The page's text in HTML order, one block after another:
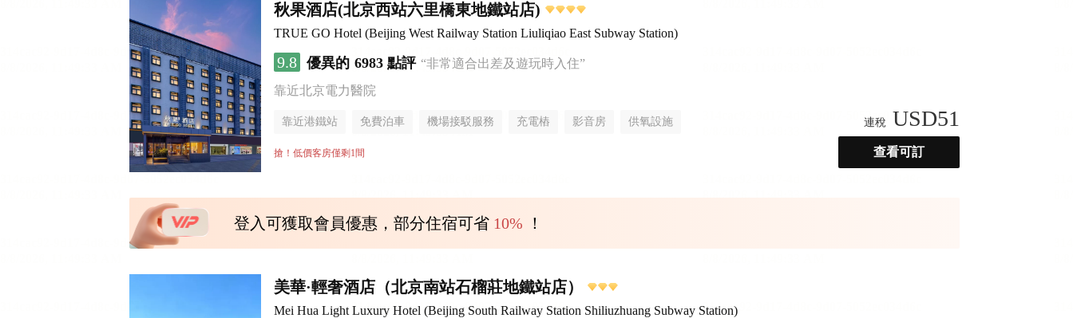
秋果酒店(北京西站六里橋東地鐵站店)
TRUE GO Hotel (Beijing West Railway Station Liuliqiao East Subway Station)
9.8 優異的 6983 點評 “非常適合出差及遊玩時入住”
靠近北京電力醫院
靠近港鐵站 免費泊車 機場接駁服務 充電樁 影音房 供氧設施
行李寄存服務
搶！低價客房僅剩1間
連稅 USD51
查看可訂
登入可獲取會員優惠，部分住宿可省 10% ！
美華·輕奢酒店（北京南站石榴莊地鐵站店）
Mei Hua Light Luxury Hotel (Beijing South Railway Station Shiliuzhuang Subway Station)